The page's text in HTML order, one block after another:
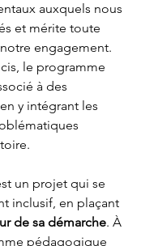
auxquels nous
et mérite toute
engagement.
le programme
à des
y intégrant les
un projet qui se
inclusif, en plaçant
de sa démarche. À
pédagogique